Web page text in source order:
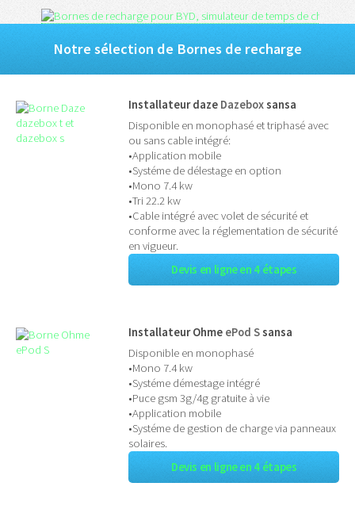
Notre sélection de Bornes de recharge
Installateur daze Dazeboxsansa
Disponible en monophasé et triphasé avec
ou sans cable intégré:
•Application mobile
•Systéme de délestage en option
•Mono 7.4 kw
•Tri 22.2 kw
•Cable intégré avec volet de sécurité et
conforme avec la réglementation de sécurité
en vigueur.
Devis en ligne en 4 étapes
Installateur Ohme ePod Ssansa
Disponible en monophasé
•Mono 7.4 kw
•Systéme démestage intégré
•Puce gsm 3g/4g gratuite à vie
•Application mobile
•Systéme de gestion de charge via panneaux
solaires.
Devis en ligne en 4 étapes